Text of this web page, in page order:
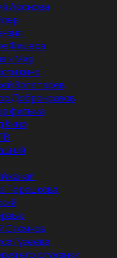
Аронова
Фишера
и Мир
кино
Золотарев
Добронравов
фильма
Кино
канал
Терешкова
Стоянов
Гузеева
его служанки